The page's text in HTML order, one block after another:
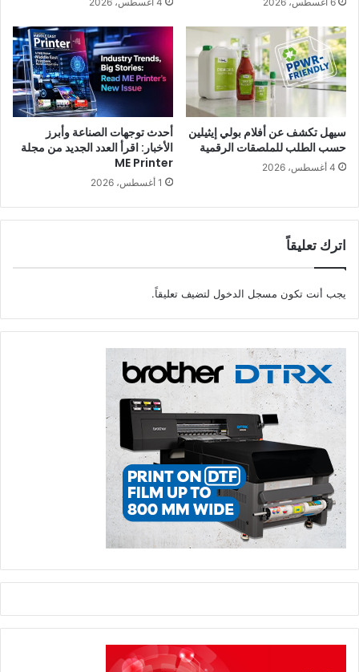
سيهل تكشف عن أفلام بولي إيثيلين
حسب الطلب للملصقات الرقمية
4 أغسطس، 2026
أحدث توجهات الصناعة وأبرز
الأخبار: اقرأ العدد الجديد من مجلة
ME Printer
1 أغسطس، 2026
اترك تعليقاً
يجب أنت تكون مسجل الدخول لتضيف تعليقاً.